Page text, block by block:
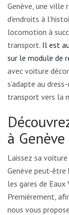
Genève, une ville
d’endroits à
locomotion à
transport. Il est
sur le module de
avec voiture
s’adapte au
transport vers la
à
Laissez sa
Genève peut-être
les gares de Eaux
Premièrement,
nous vous